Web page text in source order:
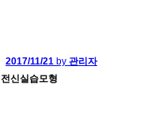
2017/11/21 by 관리자
전신실습모형